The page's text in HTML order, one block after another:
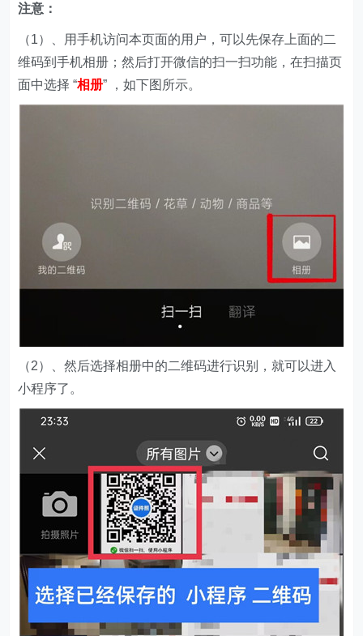
注意：
（1）、用手机访问本页面的用户，可以先保存上面的二
维码到手机相册；然后打开微信的扫一扫功能，在扫描页
面中选择 “相册” ，如下图所示。
（2）、然后选择相册中的二维码进行识别，就可以进入
小程序了。